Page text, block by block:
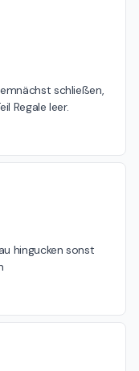
schließen,
Regale leer.
hingucken sonst